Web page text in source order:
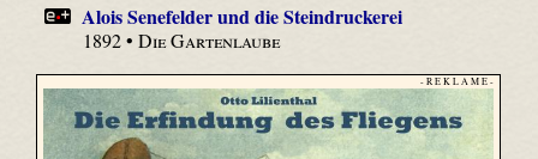
Alois Senefelder und die Steindruckerei
1892 •Die Gartenlaube
- R E K L A M E -